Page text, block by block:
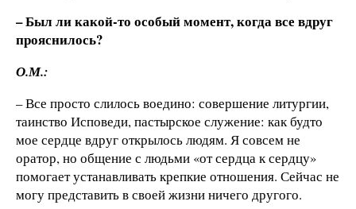
– Был ли какой-то особый момент, когда все вдруг
прояснилось?
О.М.:
– Все просто слилось воедино: совершение литургии,
таинство Исповеди, пастырское служение: как будто
мое сердце вдруг открылось людям. Я совсем не
оратор, но общение с людьми «от сердца к сердцу»
помогает устанавливать крепкие отношения. Сейчас не
могу представить в своей жизни ничего другого.